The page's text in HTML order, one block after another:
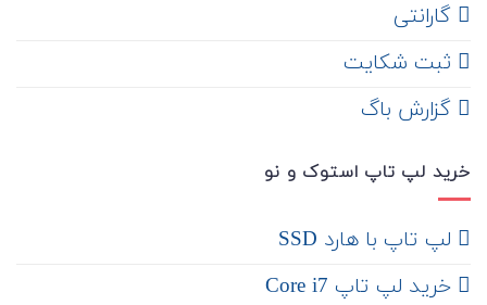
گارانتی
ثبت شکایت
‌ گزارش باگ
خرید لپ تاپ استوک و نو
لپ تاپ با هارد SSD
خرید لپ تاپ Core i7